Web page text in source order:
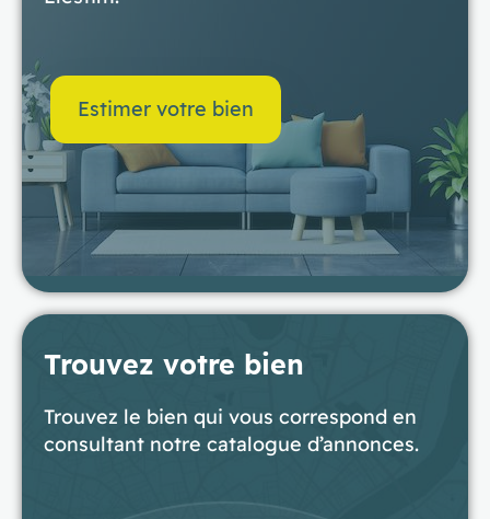
Estimer votre bien
Trouvez votre bien
Trouvez le bien qui vous correspond en
consultant notre catalogue d’annonces.